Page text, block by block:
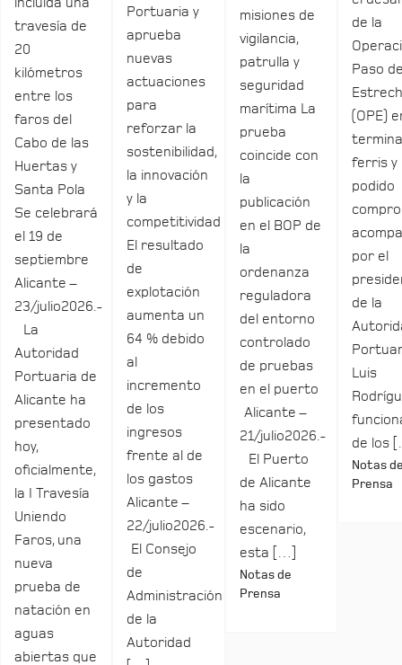
travesía de
20
kilómetros
entre los
faros del
Cabo de las
Huertas y
Santa Pola
Se celebrará
el 19 de
septiembre
Alicante –
23/julio2026.-
La
Autoridad
Portuaria de
Alicante ha
presentado
hoy,
oficialmente,
la I Travesía
Uniendo
Faros, una
nueva
prueba de
natación en
aguas
abiertas que
Portuaria y
aprueba
nuevas
actuaciones
para
reforzar la
sostenibilidad,
la innovación
y la
competitividad
El resultado
de
explotación
aumenta un
64 % debido
al
incremento
de los
ingresos
frente al de
los gastos
Alicante –
22/julio2026.-
El Consejo
de
Administración
de la
Autoridad
misiones de
vigilancia,
patrulla y
seguridad
marítima La
prueba
coincide con
la
publicación
en el BOP de
la
ordenanza
reguladora
del entorno
controlado
de pruebas
en el puerto
Alicante –
21/julio2026.-
El Puerto
de Alicante
ha sido
escenario,
esta […]
Notas de
Prensa
de la
Paso
(OPE)
ferris y
podido
por el
de la
Luis
de los
Notas
Prensa